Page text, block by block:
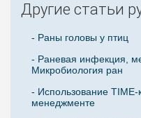
Другие статьи
- Раны головы у птиц
- Раневая инфекция,
Микробиология ран
- Использование
менеджменте